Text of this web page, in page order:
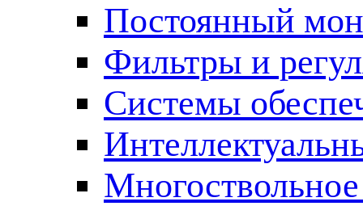
Постоянный
Фильтры и
Cистемы